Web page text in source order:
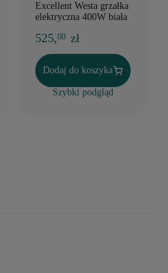
Excellent Westa grzałka
elektryczna 400W biała
525,00 zł
Dodaj do koszyka
Szybki podgląd